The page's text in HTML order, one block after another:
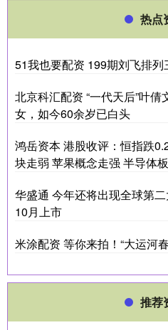
热点
51我也要配资 199期刘飞排
北京科汇配资 “一代天后”叶
女，如今60余岁已白头
鸿岳资本 港股收评：恒指跌
块走弱 苹果概念走强 半导体
华盛通 今年还将出现全球第
10月上市
米涂配资 等你来拍！“大运河
推荐